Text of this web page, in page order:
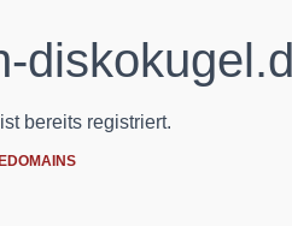
bereits registriert.